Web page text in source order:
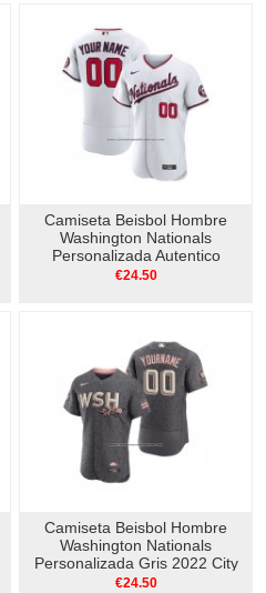
Camiseta Beisbol Hombre
Washington Nationals
Personalizada Autentico
Blanco
€24.50
Camiseta Beisbol Hombre
Washington Nationals
Personalizada Gris 2022 City
Connect Autentico
€24.50